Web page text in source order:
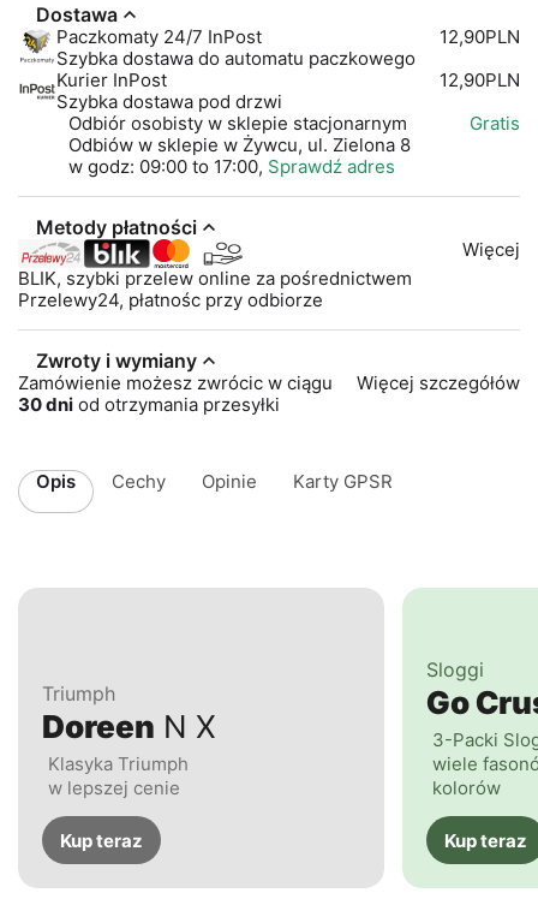
Dostawa
Paczkomaty 24/7 InPost
Szybka dostawa do automatu paczkowego
12,90PLN
Kurier InPost
Szybka dostawa pod drzwi
12,90PLN
Odbiór osobisty w sklepie stacjonarnym
Odbiów w sklepie w Żywcu, ul. Zielona 8
w godz: 09:00 to 17:00, Sprawdź adres
Gratis
Metody płatności
BLIK, szybki przelew online za pośrednictwem
Przelewy24, płatnośc przy odbiorze
Więcej
Zwroty i wymiany
Zamówienie możesz zwrócic w ciągu
30 dni od otrzymania przesyłki
Więcej szczegółów
Opis Cechy Opinie Karty GPSR
Triumph
Doreen N X
Klasyka Triumph
w lepszej cenie
Kup teraz
Sloggi
Go
3-Packi
wiele
kolorów
Kup teraz